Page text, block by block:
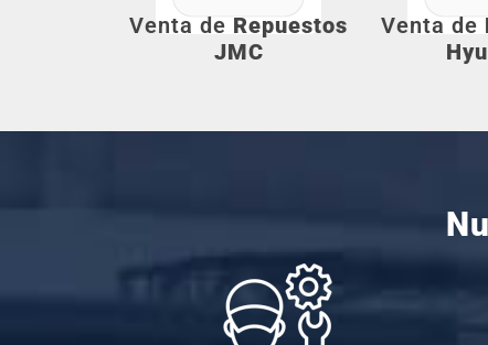
Venta de Repuestos
JMC
Venta de